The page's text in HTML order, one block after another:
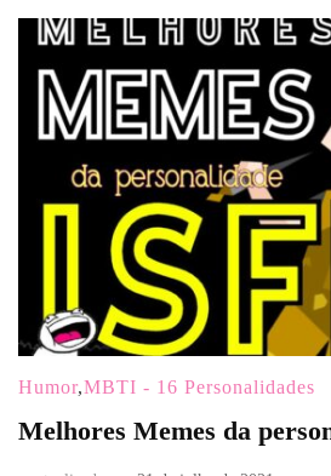
Humor,MBTI - 16 Personalidades
Melhores Memes da